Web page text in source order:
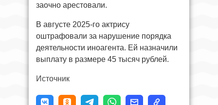
заочно арестовали.
В августе 2025-го актрису
оштрафовали за нарушение порядка
деятельности иноагента. Ей назначили
выплату в размере 45 тысяч рублей.
Источник